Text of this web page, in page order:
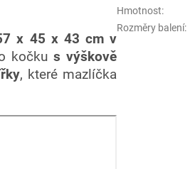
x 45 x 43 cm v
kočkus výškově
, které mazlíčka
Hmotnost:
Rozměry balení: